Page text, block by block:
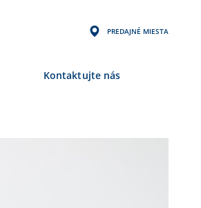
PREDAJNÉ MIESTA
Kontaktujte nás